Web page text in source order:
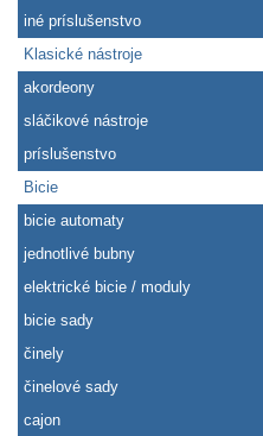
iné príslušenstvo
Klasické nástroje
akordeony
sláčikové nástroje
príslušenstvo
Bicie
bicie automaty
jednotlivé bubny
elektrické bicie / moduly
bicie sady
činely
činelové sady
cajon